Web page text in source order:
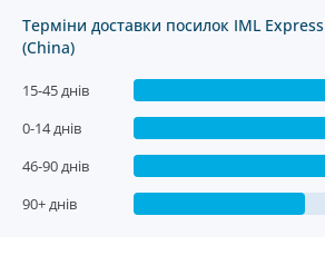
Терміни доставки посилок IML Express
(China)
15-45 днів
0-14 днів
46-90 днів
90+ днів